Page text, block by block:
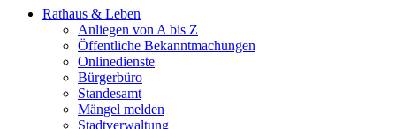
Rathaus & Leben
Anliegen von A bis Z
Öffentliche Bekanntmachungen
Onlinedienste
Bürgerbüro
Standesamt
Mängel melden
Stadtverwaltung